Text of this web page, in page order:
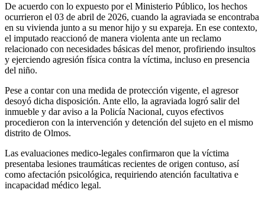
De acuerdo con lo expuesto por el Ministerio Público, los hechos
ocurrieron el 03 de abril de 2026, cuando la agraviada se encontraba
en su vivienda junto a su menor hijo y su expareja. En ese contexto,
el imputado reaccionó de manera violenta ante un reclamo
relacionado con necesidades básicas del menor, profiriendo insultos
y ejerciendo agresión física contra la víctima, incluso en presencia
del niño.
Pese a contar con una medida de protección vigente, el agresor
desoyó dicha disposición. Ante ello, la agraviada logró salir del
inmueble y dar aviso a la Policía Nacional, cuyos efectivos
procedieron con la intervención y detención del sujeto en el mismo
distrito de Olmos.
Las evaluaciones medico-legales confirmaron que la víctima
presentaba lesiones traumáticas recientes de origen contuso, así
como afectación psicológica, requiriendo atención facultativa e
incapacidad médico legal.